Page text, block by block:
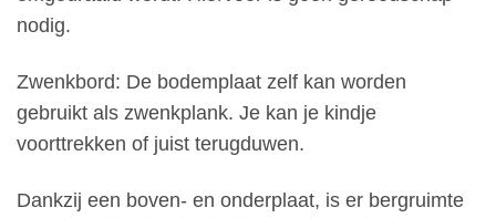
nodig.
Zwenkbord: De bodemplaat zelf kan worden
gebruikt als zwenkplank. Je kan je kindje
voorttrekken of juist terugduwen.
Dankzij een boven- en onderplaat, is er bergruimte